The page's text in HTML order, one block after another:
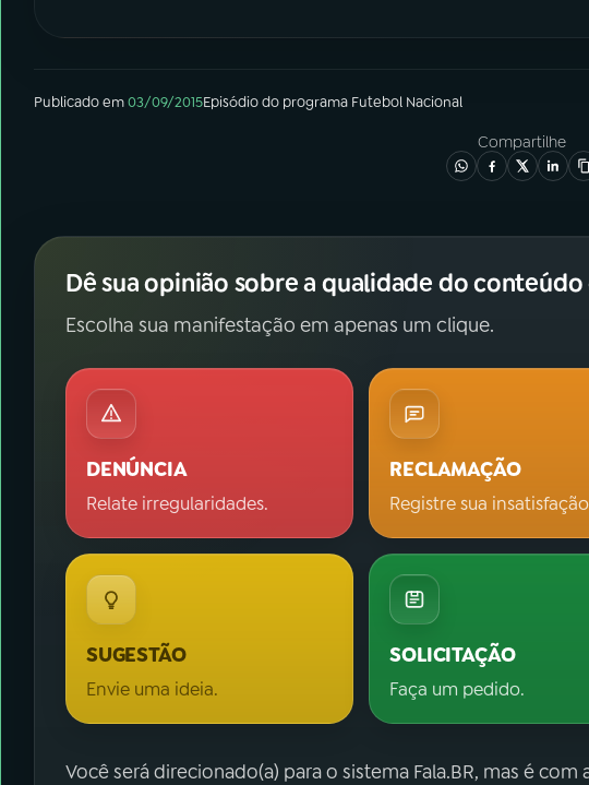
Publicado em03/09/2015Episódiodo programa Futebol Nacional
Compartilhe
Dê sua opinião sobre a qualidade do
Escolha sua manifestação em apenas um clique.
DENÚNCIA
Relate irregularidades.
RECLAMAÇÃO
Registre sua
SUGESTÃO
Envie uma ideia.
SOLICITAÇÃO
Faça um pedido.
Você será direcionado(a) para o sistema Fala.BR, mas é com